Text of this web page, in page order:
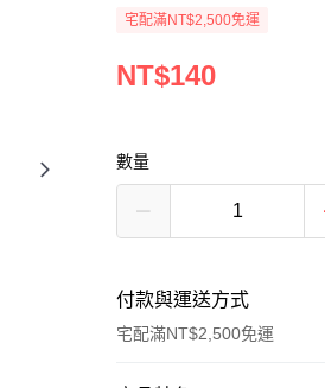
宅配滿NT$2,500免運
NT$140
數量
付款與運送方式
宅配滿NT$2,500免運